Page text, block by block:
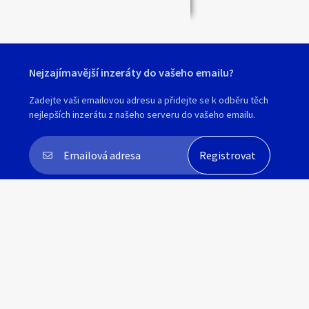
Nejzajímavější inzeráty do vašeho emailu?
Zadejte vaši emailovou adresu a přidejte se k odběru těch
nejlepších inzerátu z našeho serveru do vašeho emailu.